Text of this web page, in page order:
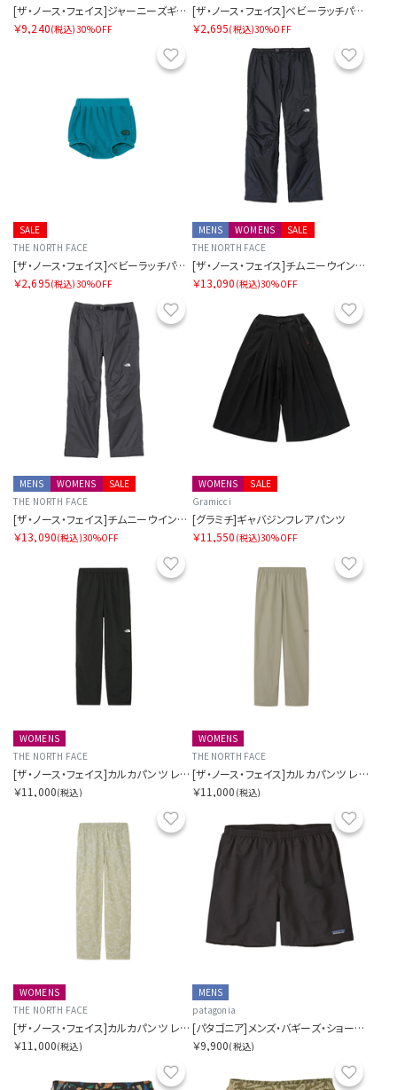
[ザ・ノース・フェイス]ジャーニーズギャザースカート
￥9,240(税込)30%OFF
[ザ・ノース・フェイス]ベビーラッチパイルショーツ
￥2,695(税込)30%OFF
お気に入り
SALE
THE NORTH FACE
[ザ・ノース・フェイス]ベビーラッチパイルショーツ
￥2,695(税込)30%OFF
SALE
MENS
WOMENS
THE NORTH FACE
[ザ・ノース・フェイス]チムニーウインドパンツ
￥13,090 (税込)30%OFF
お気に入り
SALE
MENS
WOMENS
THE NORTH FACE
[ザ・ノース・フェイス]チムニーウインドパンツ
￥13,090(税込)30%OFF
SALE
WOMENS
Gramicci
[グラミチ]ギャバジンフレアパンツ
￥11,550 (税込)30%OFF
お気に入り
WOMENS
THE NORTH FACE
[ザ・ノース・フェイス]カルカパンツ レディース
￥11,000(税込)
WOMENS
THE NORTH FACE
[ザ・ノース・フェイス]カルカパンツ レディース
￥11,000 (税込)
WOMENS
THE NORTH FACE
[ザ・ノース・フェイス]カルカパンツ レディース
￥11,000(税込)
MENS
patagonia
[パタゴニア]メンズ・バギーズ・ショーツ ５インチ
￥9,900(税込)
お気に入り